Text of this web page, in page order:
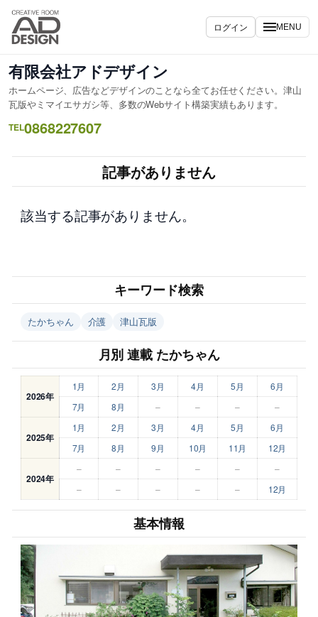
内
を
キ
ッ
プ
ログイン MENU
有限会社アドデザイン
ホームページ、広告などデザインのことなら全てお任せください。津山
瓦版やミマイエサガシ等、多数のWebサイト構築実績もあります。
TEL0868227607
記事がありません
該当する記事がありません。
キーワード検索
たかちゃん 介護 津山瓦版
月別 連載 たかちゃん
2026年
1月 2月 3月 4月 5月
6月
7月
8月 – – – –
2025年
1月 2月 3月 4月 5月
6月
7月
8月 9月 10月 11月 12月
2024年
– – – – –
–
–
– – – – 12月
基本情報